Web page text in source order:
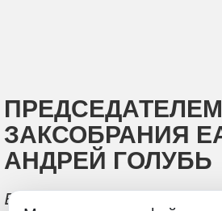
ПРЕДСЕДАТЕЛЕМ
ЗАКСОБРАНИЯ
АНДРЕЙ ГОЛУБЬ
Выбор парламентариев